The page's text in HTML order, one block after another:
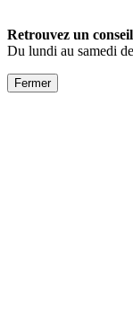
Retrouvez un
Du lundi au samedi
Fermer